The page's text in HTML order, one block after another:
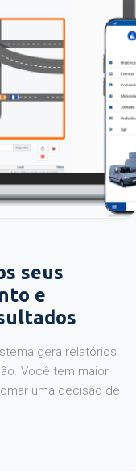
seus
e
gera relatórios
Você tem maior
uma decisão de